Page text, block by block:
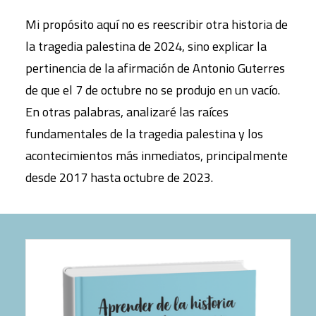
Mi propósito aquí no es reescribir otra historia de
la tragedia palestina de 2024, sino explicar la
pertinencia de la afirmación de Antonio Guterres
de que el 7 de octubre no se produjo en un vacío.
En otras palabras, analizaré las raíces
fundamentales de la tragedia palestina y los
acontecimientos más inmediatos, principalmente
desde 2017 hasta octubre de 2023.